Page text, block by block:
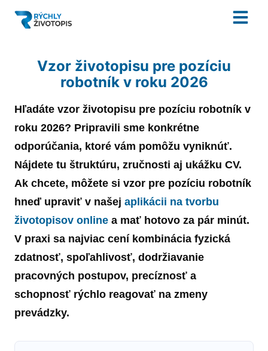
Vzor životopisu pre pozíciu
robotník v roku 2026
Hľadáte vzor životopisu pre pozíciu robotník v
roku 2026? Pripravili sme konkrétne
odporúčania, ktoré vám pomôžu vyniknúť.
Nájdete tu štruktúru, zručnosti aj ukážku CV.
Ak chcete, môžete si vzor pre pozíciu robotník
hneď upraviť v našej aplikácii na tvorbu
životopisov online a mať hotovo za pár minút.
V praxi sa najviac cení kombinácia fyzická
zdatnosť, spoľahlivosť, dodržiavanie
pracovných postupov, precíznosť a
schopnosť rýchlo reagovať na zmeny
prevádzky.